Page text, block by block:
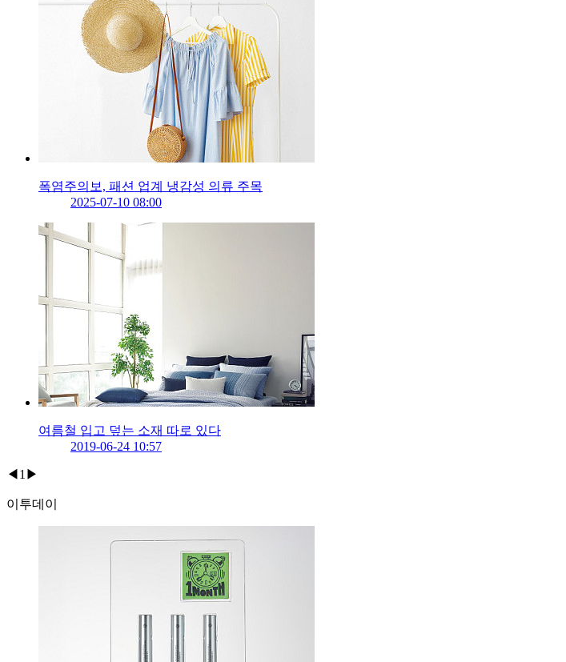
폭염주의보, 패션 업계 냉감성 의류 주목
2025-07-10 08:00
여름철 입고 덮는 소재 따로 있다
2019-06-24 10:57
◀ 1 ▶
이투데이